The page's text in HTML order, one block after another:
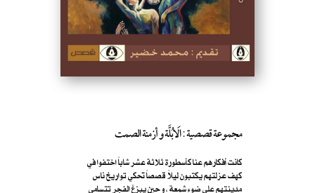
مجموعة قصصية : الَابُلَّة و أزمنة الصمت
كانت أفكارهم عنا كأسطورة ثلاثة عشر شاباً اختفوا في
كهف عزلتهم يكتبون ليلاً قصصاً تحكي تواريخ ناس
مدينتهم على ضوء شمعة ، و حين يبزغ الفجر تتسامى